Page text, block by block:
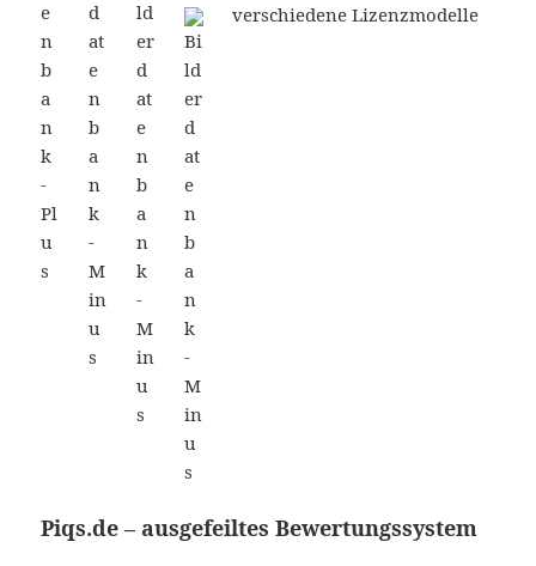
verschiedene Lizenzmodelle
Piqs.de – ausgefeiltes Bewertungssystem